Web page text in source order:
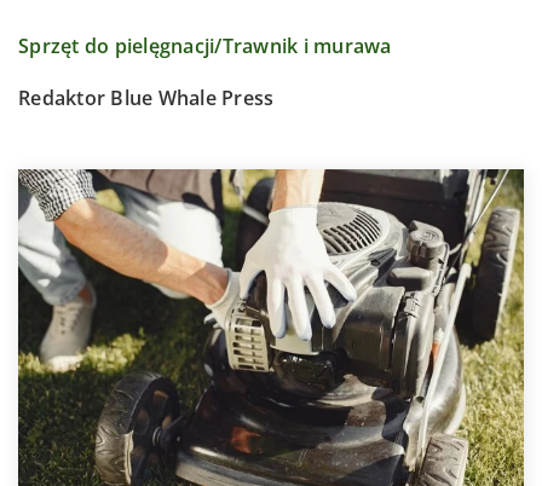
Sprzęt do pielęgnacji/Trawnik i murawa
Redaktor Blue Whale Press